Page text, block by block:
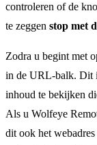
controleren of de
te zeggen stop met
Zodra u begint met
in de URL-balk. Dit
inhoud te bekijken
Als u Wolfeye
dit ook het